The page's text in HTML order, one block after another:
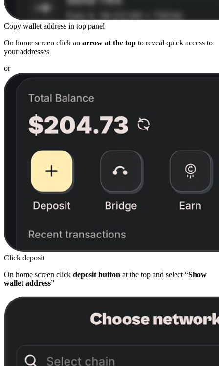
Copy wallet address in top panel
On home screen click an arrow at the top to reveal quick access to
your addresses
or
Click deposit
On home screen click deposit button at the top and select “Show
wallet address”